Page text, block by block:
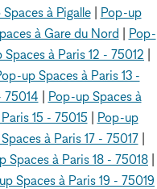
à Pigalle| Pop-up
à Gare du Nord
Pop-
Spaces à Paris 12 - 75012
up Spaces à Paris 13 -
75014
Pop-up Spaces à
15 - 75015
Pop-up
à Paris 17 - 75017|
Spaces à Paris 18 - 75018
Spaces à Paris 19 - 75019